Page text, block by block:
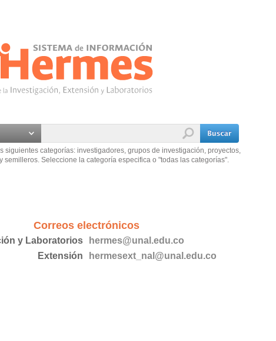
siguientes categorías: investigadores, grupos de investigación, proyectos,
semilleros. Seleccione la categoría especifica o "todas las categorías".
Correos electrónicos
y Laboratorios
hermes@unal.edu.co
Extensión
hermesext_nal@unal.edu.co